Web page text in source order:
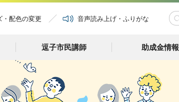
・配色の変更 音声読み上げ・ふりがな
逗子市民講師 助成金情報